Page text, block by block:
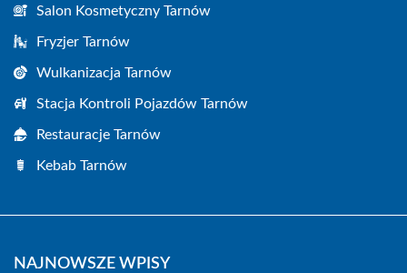
Salon Kosmetyczny Tarnów
Fryzjer Tarnów
Wulkanizacja Tarnów
Stacja Kontroli Pojazdów Tarnów
Restauracje Tarnów
Kebab Tarnów
NAJNOWSZE WPISY